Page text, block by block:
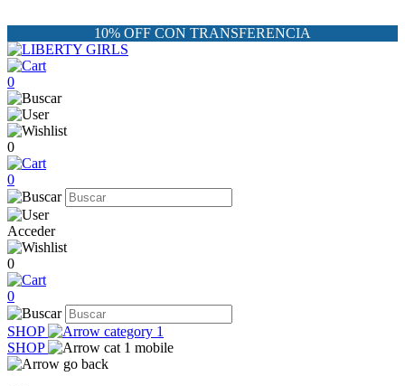
10% OFF CON TRANSFERENCIA
0
0
0
Acceder
0
0
SHOP
SHOP